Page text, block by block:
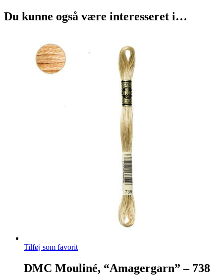
Du kunne også være interesseret i…
Tilføj som favorit
DMC Mouliné, “Amagergarn” – 738